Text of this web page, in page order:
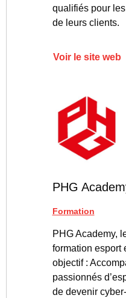
qualifiés pour
de leurs clients.
Voir le site web
PHG
Formation
PHG Academy,
formation esport
objectif :
passionnés
de devenir